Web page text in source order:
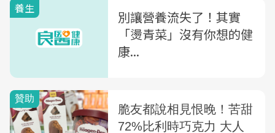
養生
別讓營養流失了！其實
「燙青菜」沒有你想的健
康...